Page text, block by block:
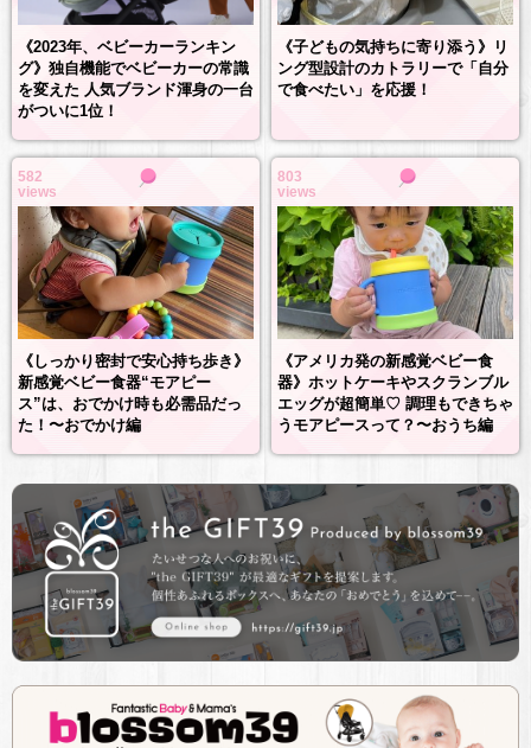
《2023年、ベビーカーランキン
グ》独自機能でベビーカーの常識
を変えた 人気ブランド渾身の一台
がついに1位！
《子どもの気持ちに寄り添う》リ
ング型設計のカトラリーで「自分
で食べたい」を応援！
582
views
《しっかり密封で安心持ち歩き》
新感覚ベビー食器“モアピー
ス”は、おでかけ時も必需品だっ
た！〜おでかけ編
803
views
《アメリカ発の新感覚ベビー食
器》ホットケーキやスクランブル
エッグが超簡単♡ 調理もできちゃ
うモアピースって？〜おうち編